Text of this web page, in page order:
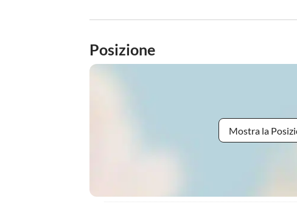
Posizione
Mostra la